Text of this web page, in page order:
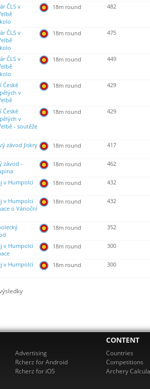
ČLS v
18m round 482
ČLS v
18m round 475
ČLS v
18m round 449
České
v
18m round 429
České
v
- soutěže
18m round 429
závod Jiskry
18m round 417
závod -
18m round 462
v Humpolci
18m round 432
v Humpolci
o Vánoční
18m round 432
18m round 352
v Humpolci
18m round 300
v Humpolci
18m round 300
Advertising
Rcherz for Android
Rcherz for iOS
CONTENT
Countries
Competitions
Archery